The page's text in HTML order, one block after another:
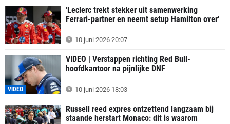
'Leclerc trekt stekker uit samenwerking
Ferrari-partner en neemt setup Hamilton over'
10 juni 2026 20:07
VIDEO
VIDEO | Verstappen richting Red Bull-
hoofdkantoor na pijnlijke DNF
10 juni 2026 18:03
Russell reed expres ontzettend langzaam bij
staande herstart Monaco: dit is waarom